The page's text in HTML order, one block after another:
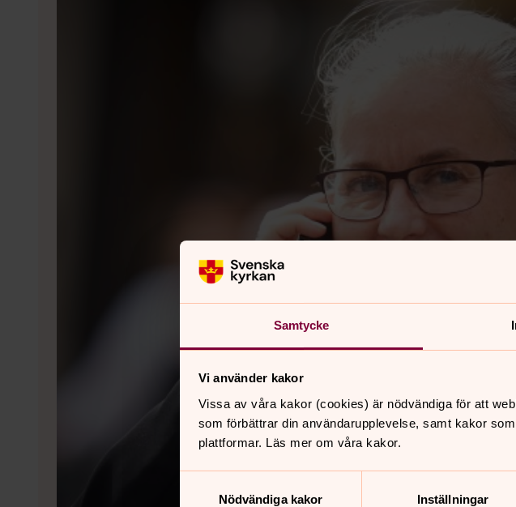
Samtycke
Vi använder kakor
Vissa av våra kakor (cookies) är nödvändiga för att
som förbättrar din användarupplevelse, samt kakor
plattformar. Läs mer om våra kakor.
Nödvändiga kakor
Inställningar